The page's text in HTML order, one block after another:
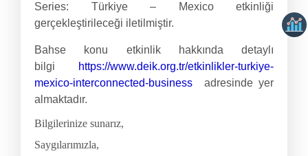
Series: Türkiye – Mexico etkinliği
gerçekleştirileceği iletilmiştir.
Bahse konu etkinlik hakkında detaylı
bilgi
https://www.deik.org.tr/etkinlikler-turkiye-
mexico-interconnected-business adresinde yer
almaktadır.
Bilgilerinize sunarız,
Saygılarımızla,